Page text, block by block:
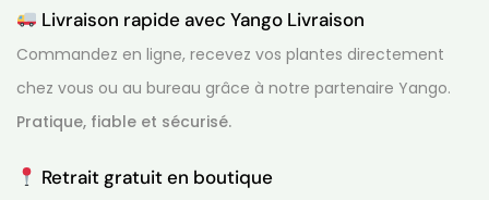
Livraison rapide avec Yango Livraison
Commandez en ligne, recevez vos plantes directement
chez vous ou au bureau grâce à notre partenaire Yango.
Pratique, fiable et sécurisé.
Retrait gratuit en boutique